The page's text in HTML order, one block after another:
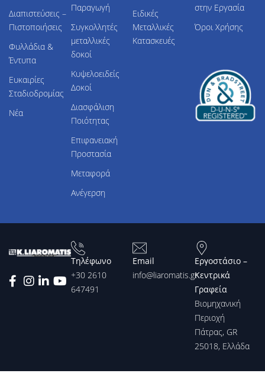
Διαπιστεύσεις –
Πιστοποιήσεις
Φυλλάδια &
Έντυπα
Ευκαιρίες
Σταδιοδρομίας
Νέα
Παραγωγή
Συγκολλητές
μεταλλικές
δοκοί
Κυψελοειδείς
Δοκοί
Διασφάλιση
Ποιότητας
Επιφανειακή
Προστασία
Μεταφορά
Ανέγερση
Ειδικές
Μεταλλικές
Κατασκευές
στην Εργασία
Όροι Χρήσης
Τηλέφωνο
+30 2610
647491
Email
info@liaromatis.gr
Εργοστάσιο –
Κεντρικά
Γραφεία
Βιομηχανική
Περιοχή
Πάτρας, GR
25018, Ελλάδα